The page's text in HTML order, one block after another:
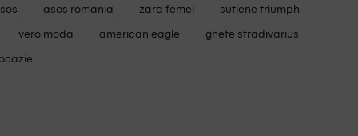
asos romania zara femei
sutiene triumph
vero moda
american eagle
ghete stradivarius